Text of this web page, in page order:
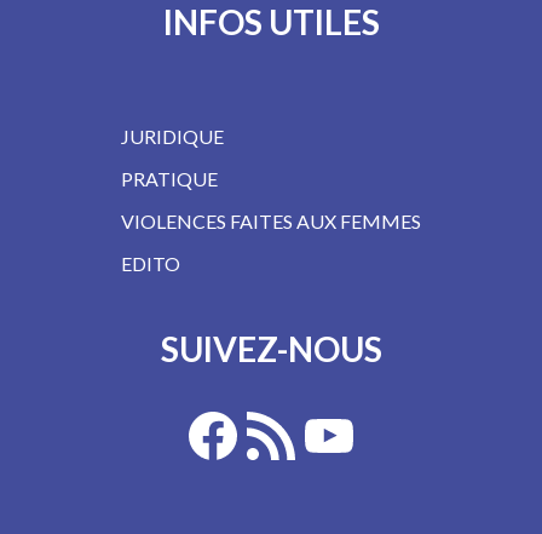
INFOS UTILES
JURIDIQUE
PRATIQUE
VIOLENCES FAITES AUX FEMMES
EDITO
SUIVEZ-NOUS